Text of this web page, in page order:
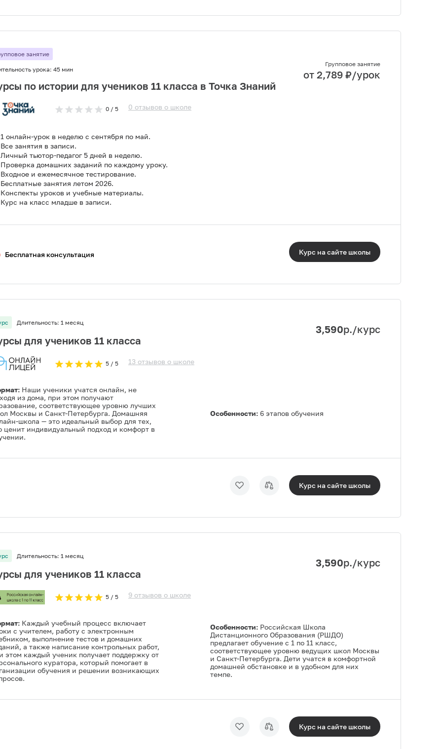
занятие
урока: 45 мин
по истории для учеников 11 класса в Точка Знаний
Групповое занятие
от 2,789₽/урок
0 / 5 0 отзывов о школе
1 онлайн-урок в неделю с сентября по май.
Все занятия в записи.
Личный тьютор-педагог 5 дней в неделю.
Проверка домашних заданий по каждому уроку.
Входное и ежемесячное тестирование.
Бесплатные занятия летом 2026.
Конспекты уроков и учебные материалы.
Курс на класс младше в записи.
Бесплатная консультация Курс на сайте школы
Длительность: 1 месяц
для учеников 11 класса
3,590р./курс
5 / 5 13 отзывов о школе
Наши ученики учатся онлайн, не
из дома, при этом получают
соответствующее уровню лучших
Москвы и Санкт-Петербурга. Домашняя
школа — это идеальный выбор для тех,
ценит индивидуальный подход и комфорт в
Особенности: 6 этапов обучения
Курс на сайте школы
Длительность: 1 месяц
для учеников 11 класса
3,590р./курс
5 / 5 9 отзывов о школе
Каждый учебный процесс включает
с учителем, работу с электронным
выполнение тестов и домашних
а также написание контрольных работ,
этом каждый ученик получает поддержку от
куратора, который помогает в
обучения и решении возникающих
Особенности: Российская Школа
Дистанционного Образования (РШДО)
предлагает обучение с 1 по 11 класс,
соответствующее уровню ведущих школ Москвы
и Санкт-Петербурга. Дети учатся в комфортной
домашней обстановке и в удобном для них
темпе.
Курс на сайте школы